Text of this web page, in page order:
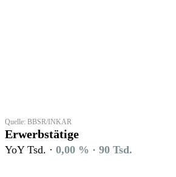
Quelle: BBSR/INKAR
Erwerbstätige
YoY Tsd. · 0,00 % · 90 Tsd.